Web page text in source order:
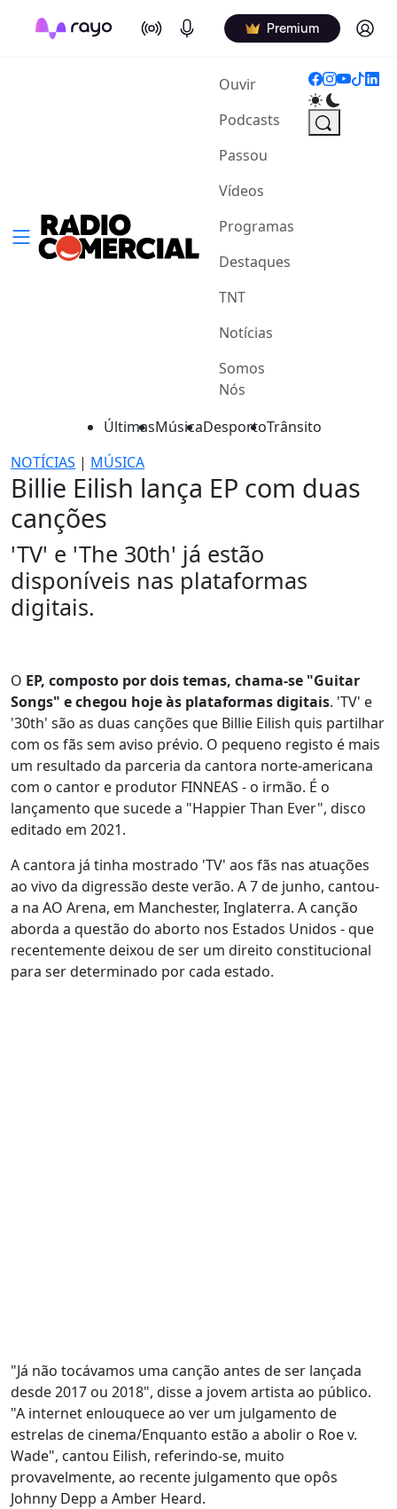
On Air Podcasts Premium Log in
Ouvir(current)
Podcasts
Passou
Vídeos
Programas
Destaques
TNT
Notícias
Somos
Nós
ÚltimasMúsicaDesportoTrânsito
NOTÍCIAS | MÚSICA
Billie Eilish lança EP com duas
canções
'TV' e 'The 30th' já estão
disponíveis nas plataformas
digitais.
O EP, composto por dois temas, chama-se "Guitar
Songs" e chegou hoje às plataformas digitais. 'TV' e
'30th' são as duas canções que Billie Eilish quis partilhar
com os fãs sem aviso prévio. O pequeno registo é mais
um resultado da parceria da cantora norte-americana
com o cantor e produtor FINNEAS - o irmão. É o
lançamento que sucede a "Happier Than Ever", disco
editado em 2021.
A cantora já tinha mostrado 'TV' aos fãs nas atuações
ao vivo da digressão deste verão. A 7 de junho, cantou-
a na AO Arena, em Manchester, Inglaterra. A canção
aborda a questão do aborto nos Estados Unidos - que
recentemente deixou de ser um direito constitucional
para ser determinado por cada estado.
"Já não tocávamos uma canção antes de ser lançada
desde 2017 ou 2018", disse a jovem artista ao público.
"A internet enlouquece ao ver um julgamento de
estrelas de cinema/Enquanto estão a abolir o Roe v.
Wade", cantou Eilish, referindo-se, muito
provavelmente, ao recente julgamento que opôs
Johnny Depp a Amber Heard.